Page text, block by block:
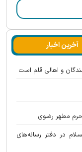
آخرین اخبار
و اهالی قلم است
حرم مطهر رضوی
در دفتر رسانه‌های